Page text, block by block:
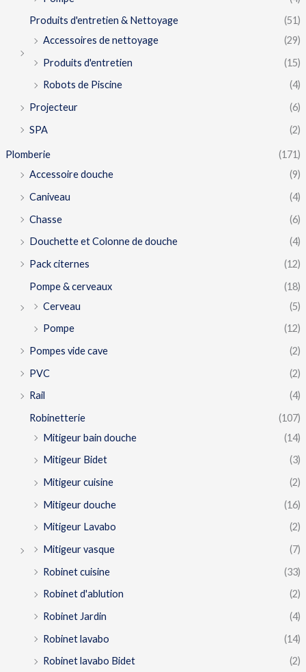
Produits d'entretien & Nettoyage
(51)
Accessoires de nettoyage
(29)
Produits d'entretien
(15)
Robots de Piscine
(4)
Projecteur
(6)
SPA
(2)
Plomberie
(171)
Accessoire douche
(9)
Caniveau
(4)
Chasse
(6)
Douchette et Colonne de douche
(4)
Pack citernes
(12)
Pompe & cerveaux
(18)
Cerveau
(5)
Pompe
(12)
Pompes vide cave
(2)
PVC
(2)
Rail
(4)
Robinetterie
(107)
Mitigeur bain douche
(14)
Mitigeur Bidet
(3)
Mitigeur cuisine
(2)
Mitigeur douche
(16)
Mitigeur Lavabo
(2)
Mitigeur vasque
(7)
Robinet cuisine
(33)
Robinet d'ablution
(2)
Robinet Jardin
(4)
Robinet lavabo
(14)
Robinet lavabo Bidet
(2)